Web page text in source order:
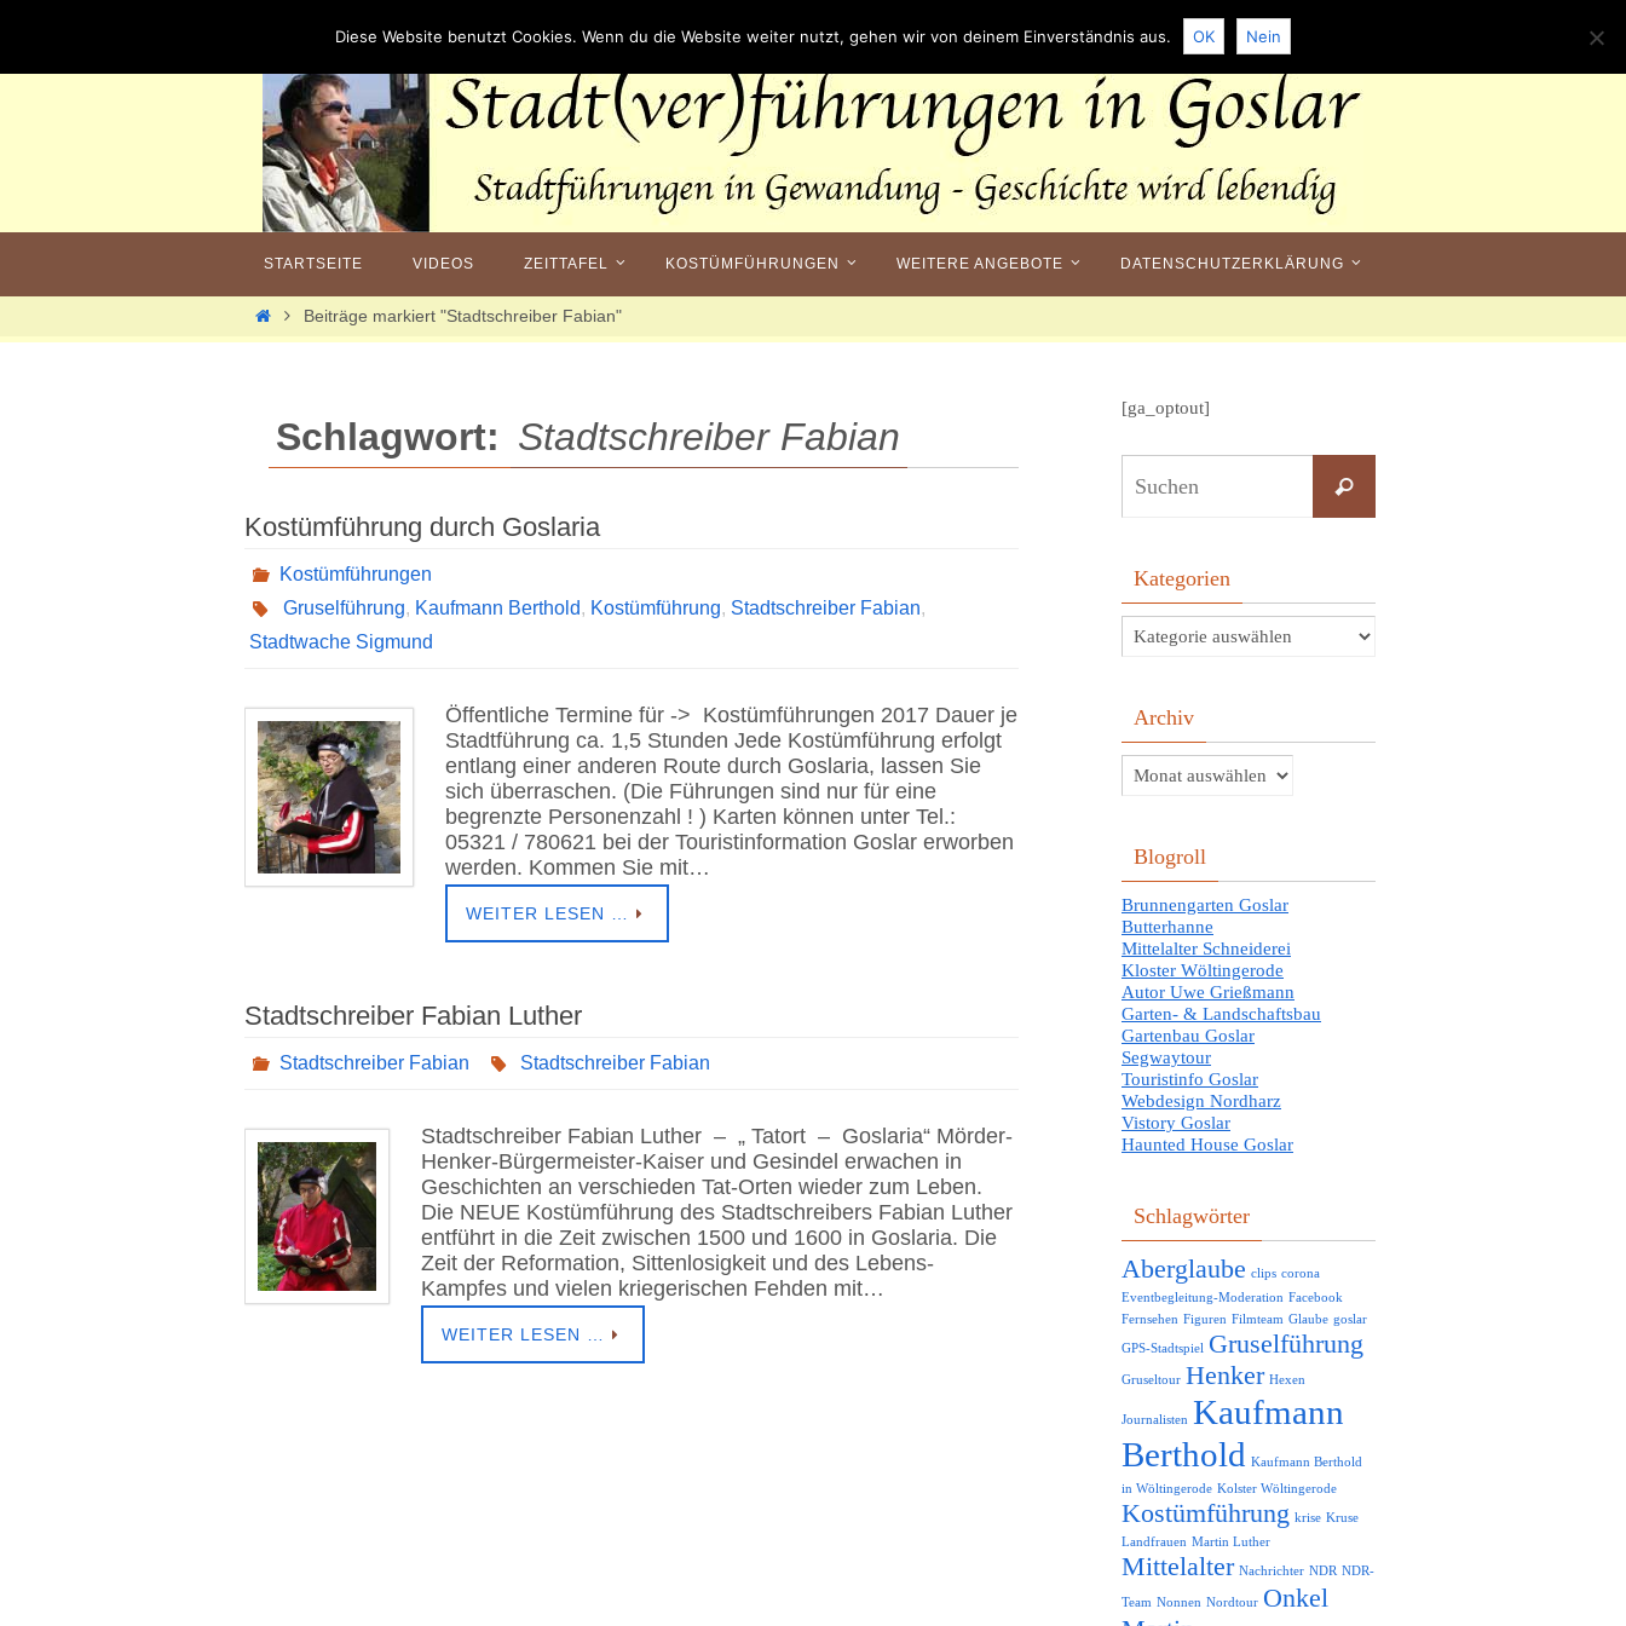
STARTSEITE VIDEOS ZEITTAFEL KOSTÜMFÜHRUNGEN WEITERE ANGEBOTE DATENSCHUTZERKLÄRUNG
HomeBeiträge markiert "Stadtschreiber Fabian"
Schlagwort: Stadtschreiber Fabian
Kostümführung durch Goslaria
Kostümführungen
Gruselführung, Kaufmann Berthold, Kostümführung, Stadtschreiber Fabian,
Stadtwache Sigmund
Öffentliche Termine für -> Kostümführungen 2017 Dauer je
Stadtführung ca. 1,5 Stunden Jede Kostümführung erfolgt
entlang einer anderen Route durch Goslaria, lassen Sie
sich überraschen. (Die Führungen sind nur für eine
begrenzte Personenzahl ! ) Karten können unter Tel.:
05321 / 780621 bei der Touristinformation Goslar erworben
werden. Kommen Sie mit…
WEITER LESEN …
Stadtschreiber Fabian Luther
Stadtschreiber Fabian Stadtschreiber Fabian
Stadtschreiber Fabian Luther – „ Tatort – Goslaria“ Mörder-
Henker-Bürgermeister-Kaiser und Gesindel erwachen in
Geschichten an verschieden Tat-Orten wieder zum Leben.
Die NEUE Kostümführung des Stadtschreibers Fabian Luther
entführt in die Zeit zwischen 1500 und 1600 in Goslaria. Die
Zeit der Reformation, Sittenlosigkeit und des Lebens-
Kampfes und vielen kriegerischen Fehden mit…
WEITER LESEN …
[ga_optout]
Suchen
Kategorien
Archiv
Blogroll
Brunnengarten Goslar
Butterhanne
Mittelalter Schneiderei
Kloster Wöltingerode
Autor Uwe Grießmann
Garten- & Landschaftsbau
Gartenbau Goslar
Segwaytour
Touristinfo Goslar
Webdesign Nordharz
Vistory Goslar
Haunted House Goslar
Schlagwörter
Aberglaube clips corona
Eventbegleitung-Moderation Facebook
Fernsehen Figuren Filmteam Glaube goslar
GPS-Stadtspiel Gruselführung
Gruseltour Henker Hexen
Journalisten Kaufmann
Berthold Kaufmann Berthold
in Wöltingerode Kolster Wöltingerode
Kostümführung krise Kruse
Landfrauen Martin Luther
Mittelalter Nachrichter NDR NDR-
Team Nonnen Nordtour Onkel
Diese Website benutzt Cookies. Wenn du die Website weiter nutzt, gehen wir von deinem Einverständnis aus. OK Nein